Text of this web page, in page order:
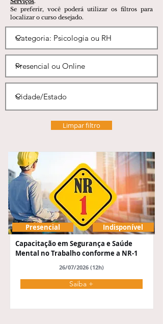
Se preferir, você poderá utilizar os filtros para
localizar o curso desejado.
Limpar filtro
Indisponível
Presencial
Capacitação em Segurança e Saúde
Mental no Trabalho conforme a NR-1
26/07/2026 (12h)
Saiba +